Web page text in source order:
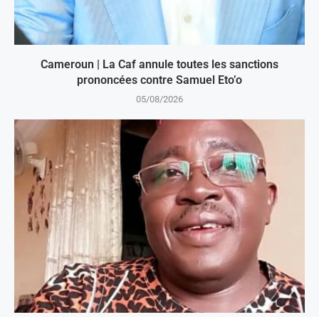
Cameroun | La Caf annule toutes les sanctions
prononcées contre Samuel Eto’o
05/08/2026